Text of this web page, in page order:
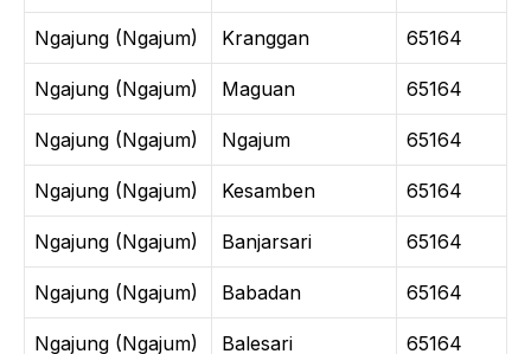
Ngajung (Ngajum) Kranggan 65164
Ngajung (Ngajum) Maguan 65164
Ngajung (Ngajum) Ngajum 65164
Ngajung (Ngajum) Kesamben 65164
Ngajung (Ngajum) Banjarsari 65164
Ngajung (Ngajum) Babadan 65164
Ngajung (Ngajum) Balesari 65164